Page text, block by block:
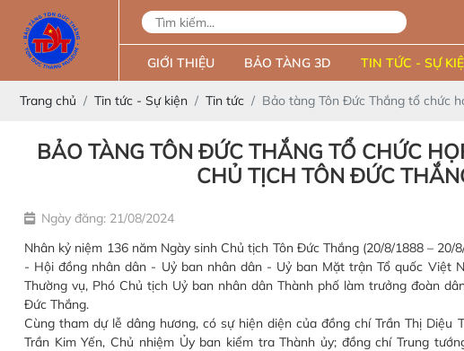
GIỚI THIỆU BẢO TÀNG 3D TIN TỨC - SỰ
Trang chủ Tin tức - Sự kiện Tin tức Bảo tàng Tôn Đức Thắng tổ chức
BẢO TÀNG TÔN ĐỨC THẮNG TỔ CHỨC
CHỦ TỊCH TÔN ĐỨC
Ngày đăng: 21/08/2024
Nhân kỷ niệm 136 năm Ngày sinh Chủ tịch Tôn Đức Thắng (20/8/1888 –
- Hội đồng nhân dân - Uỷ ban nhân dân - Uỷ ban Mặt trận Tổ quốc Việt
Thường vụ, Phó Chủ tịch Uỷ ban nhân dân Thành phố làm trưởng đoàn
Đức Thắng.
Cùng tham dự lễ dâng hương, có sự hiện diện của đồng chí Trần Thị
Trần Kim Yến, Chủ nhiệm Ủy ban kiểm tra Thành ủy; đồng chí Trung